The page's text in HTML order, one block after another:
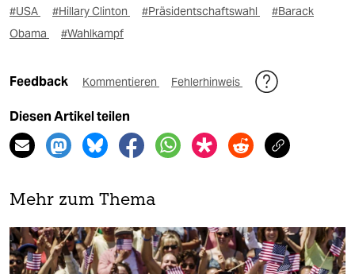
#USA #Hillary Clinton #Präsidentschaftswahl
#Barack
Obama
#Wahlkampf
Feedback Kommentieren Fehlerhinweis
Diesen Artikel teilen
Mehr zum Thema